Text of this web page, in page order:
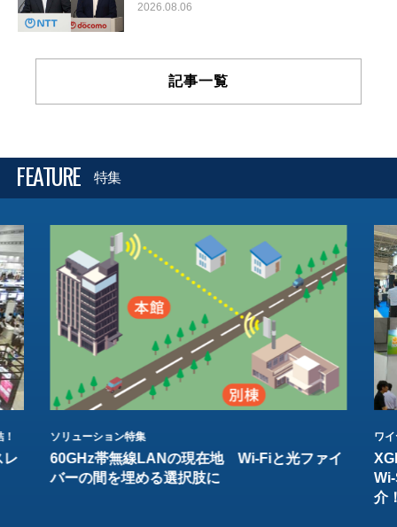
2026.08.06
記事一覧
FEATURE 特集
レ
ソリューション特集
60GHz帯無線LANの現在地 Wi-Fiと光ファイ
バーの間を埋める選択肢に
ワ
介